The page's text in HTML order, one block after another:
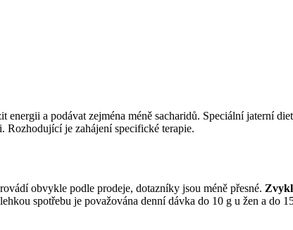
a podávat zejména méně sacharidů. Speciální jaterní
Rozhodující je zahájení specifické terapie.
obvykle podle prodeje, dotazníky jsou méně přesné.
spotřebu je považována denní dávka do 10 g u žen a do